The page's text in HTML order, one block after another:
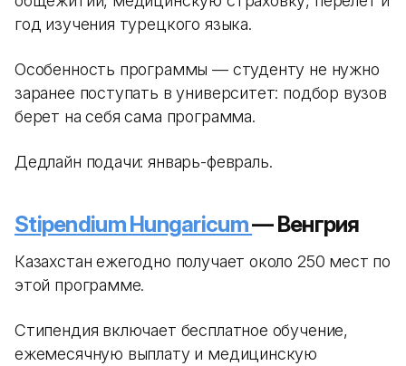
год изучения турецкого языка.
Особенность программы — студенту не нужно
заранее поступать в университет: подбор вузов
берет на себя сама программа.
Дедлайн подачи: январь-февраль.
Stipendium Hungaricum— Венгрия
Казахстан ежегодно получает около 250 мест по
этой программе.
Стипендия включает бесплатное обучение,
ежемесячную выплату и медицинскую